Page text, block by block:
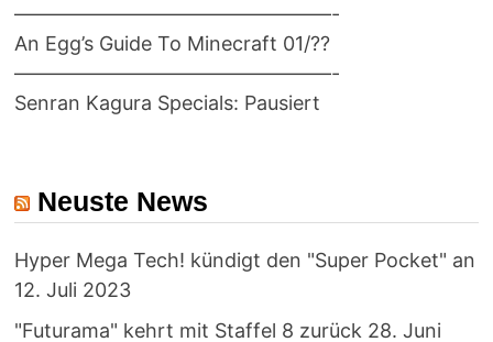
————————————————-
An Egg’s Guide To Minecraft 01/??
————————————————-
Senran Kagura Specials: Pausiert
Neuste News
Hyper Mega Tech! kündigt den "Super Pocket" an
12. Juli 2023
"Futurama" kehrt mit Staffel 8 zurück 28. Juni